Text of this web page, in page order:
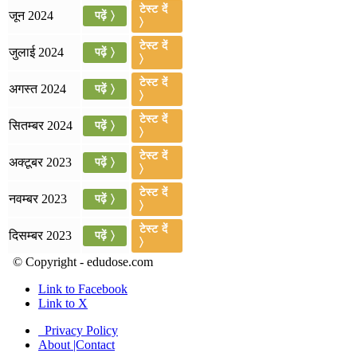
July 16, 2026
📝 डेली करेंट अफेयर्स: 13-15 जुलाई 2026
जून 2024 पढ़ें 〉
टेस्ट दें
〉
जुलाई 2024 पढ़ें 〉
टेस्ट दें
〉
अगस्त 2024 पढ़ें 〉
टेस्ट दें
〉
सितम्बर 2024 पढ़ें 〉
टेस्ट दें
〉
अक्टूबर 2023 पढ़ें 〉
टेस्ट दें
〉
नवम्बर 2023 पढ़ें 〉
टेस्ट दें
〉
दिसम्बर 2023 पढ़ें 〉
टेस्ट दें
〉
© Copyright - edudose.com
Link to Facebook
Link to X
Privacy Policy
About |Contact